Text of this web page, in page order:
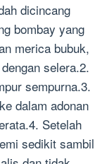
dicincang
bombay yang
merica bubuk,
selera.2.
sempurna.3.
dalam adonan
Setelah
sedikit sambil